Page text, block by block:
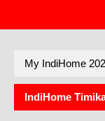
My IndiHome
IndiHome